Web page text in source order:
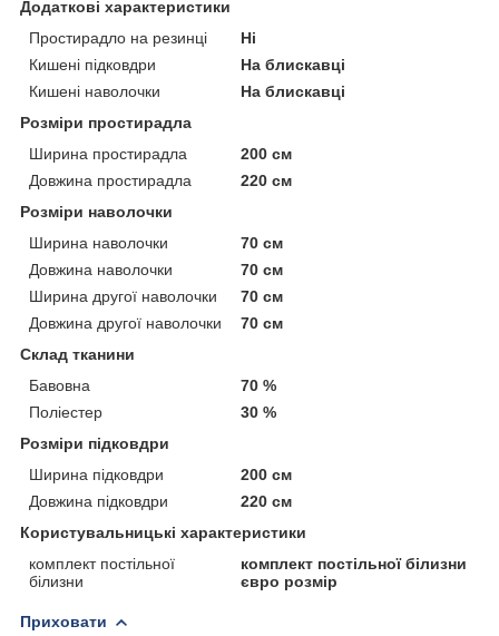
Додаткові характеристики
Простирадло на резинці
Ні
Кишені підковдри
На блискавці
Кишені наволочки
На блискавці
Розміри простирадла
Ширина простирадла
200 см
Довжина простирадла
220 см
Розміри наволочки
Ширина наволочки
70 см
Довжина наволочки
70 см
Ширина другої наволочки
70 см
Довжина другої наволочки
70 см
Склад тканини
Бавовна
70 %
Поліестер
30 %
Розміри підковдри
Ширина підковдри
200 см
Довжина підковдри
220 см
Користувальницькі характеристики
комплект постільної
білизни
комплект постільної білизни
євро розмір
Приховати